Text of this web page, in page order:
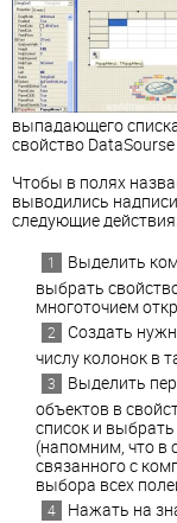
выпадающего
свойство
Чтобы в полях
выводились
следующие действия:
Выделить
выбрать
многоточием
Создать
числу колонок в
Выделить
объектов в
список и
(напомним, что в
связанного с
выбора всех
Нажать на